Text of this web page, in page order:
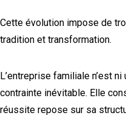
Cette évolution impose de
tradition et transformation.
L’entreprise familiale n’est
contrainte inévitable. Elle
réussite repose sur sa